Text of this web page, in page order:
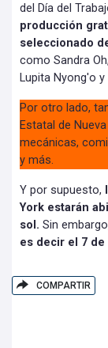
del Día del
producción
seleccionado
como Sandra
Lupita Nyong'o y
Por otro lado,
Estatal de
mecánicas,
y más.
Y por supuesto,
York estarán
sol. Sin
es decir el 7
COMPARTIR